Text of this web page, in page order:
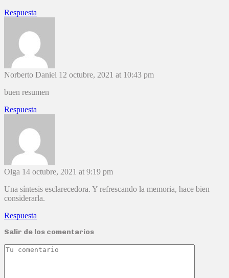
Respuesta
Norberto Daniel 12 octubre, 2021 at 10:43 pm
buen resumen
Respuesta
Olga 14 octubre, 2021 at 9:19 pm
Una síntesis esclarecedora. Y refrescando la memoria, hace bien
considerarla.
Respuesta
Salir de los comentarios